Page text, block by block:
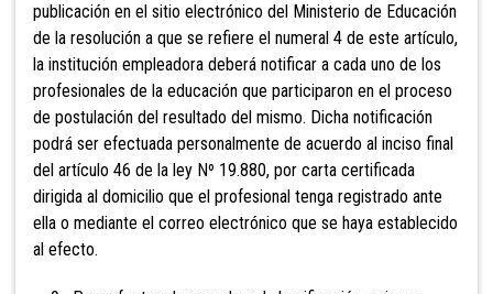
publicación en el sitio electrónico del Ministerio de Educación
de la resolución a que se refiere el numeral 4 de este artículo,
la institución empleadora deberá notificar a cada uno de los
profesionales de la educación que participaron en el proceso
de postulación del resultado del mismo. Dicha notificación
podrá ser efectuada personalmente de acuerdo al inciso final
del artículo 46 de la ley Nº 19.880, por carta certificada
dirigida al domicilio que el profesional tenga registrado ante
ella o mediante el correo electrónico que se haya establecido
al efecto.